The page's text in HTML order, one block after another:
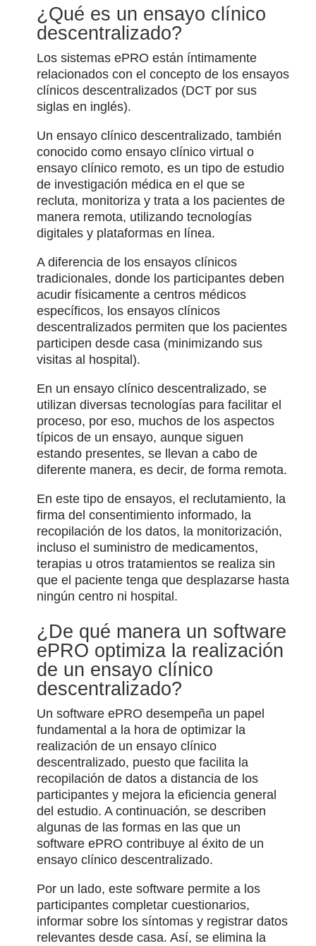
¿Qué es un ensayo clínico
descentralizado?
Los sistemas ePRO están íntimamente
relacionados con el concepto de los ensayos
clínicos descentralizados (DCT por sus
siglas en inglés).
Un ensayo clínico descentralizado, también
conocido como ensayo clínico virtual o
ensayo clínico remoto, es un tipo de estudio
de investigación médica en el que se
recluta, monitoriza y trata a los pacientes de
manera remota, utilizando tecnologías
digitales y plataformas en línea.
A diferencia de los ensayos clínicos
tradicionales, donde los participantes deben
acudir físicamente a centros médicos
específicos, los ensayos clínicos
descentralizados permiten que los pacientes
participen desde casa (minimizando sus
visitas al hospital).
En un ensayo clínico descentralizado, se
utilizan diversas tecnologías para facilitar el
proceso, por eso, muchos de los aspectos
típicos de un ensayo, aunque siguen
estando presentes, se llevan a cabo de
diferente manera, es decir, de forma remota.
En este tipo de ensayos, el reclutamiento, la
firma del consentimiento informado, la
recopilación de los datos, la monitorización,
incluso el suministro de medicamentos,
terapias u otros tratamientos se realiza sin
que el paciente tenga que desplazarse hasta
ningún centro ni hospital.
¿De qué manera un software
ePRO optimiza la realización
de un ensayo clínico
descentralizado?
Un software ePRO desempeña un papel
fundamental a la hora de optimizar la
realización de un ensayo clínico
descentralizado, puesto que facilita la
recopilación de datos a distancia de los
participantes y mejora la eficiencia general
del estudio. A continuación, se describen
algunas de las formas en las que un
software ePRO contribuye al éxito de un
ensayo clínico descentralizado.
Por un lado, este software permite a los
participantes completar cuestionarios,
informar sobre los síntomas y registrar datos
relevantes desde casa. Así, se elimina la